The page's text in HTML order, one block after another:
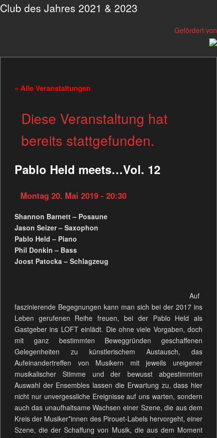
Club des Jahres 2021 & 2023
Gefördert von
« Alle Veranstaltungen
Diese Veranstaltung hat
bereits stattgefunden.
Pablo Held meets…Vol. 12
Montag 20. Mai 2019 - 20:30
Shannon Barnett – Posaune
Jason Seizer – Saxophon
Pablo Held – Piano
Phil Donkin – Bass
Joost Patocka – Schlagzeug
Auf
faszinierende Begegnungen kann man sich bei der 2017 ins
Leben gerufenen Reihe freuen, bei der Pablo Held als
Gastgeber ins LOFT einlädt. Die ohne viele Vorgaben, doch
mit ganz bestimmten Beweggründen geschaffenen
Gelegenheiten zu künstlerischem Austausch, das
Aufeinandertreffen von Musikern mit jeweils ureigener
musikalischer Stimme und der bewusst abgestimmten
Auswahl der Ensembles lassen die Erwartung zu, dass hier
nicht nur unvergessliche Ereignisse auf uns warten, sondern
auch das unaufhaltsame Wachsen einer Szene, die aus dem
Kreis der Musiker*innen des Pirouet-Labels hervorgeht, einer
Szene, die der Schaffung von Musik, die aus dem Moment